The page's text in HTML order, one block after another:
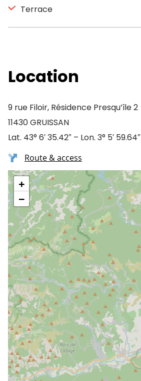
Terrace
Location
9 rue Filoir, Résidence Presqu’île 2
11430 GRUISSAN
Lat. 43° 6′ 35.42″ – Lon. 3° 5′ 59.64″
Route & access
+
−